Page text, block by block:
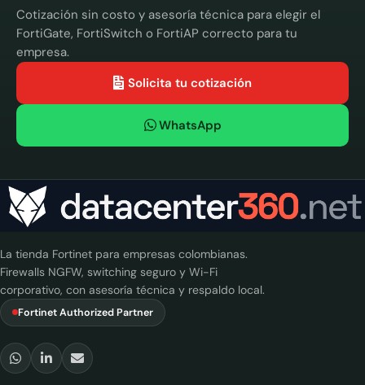
Cotización sin costo y asesoría técnica para elegir el
FortiGate, FortiSwitch o FortiAP correcto para tu
empresa.
Solicita tu cotización
WhatsApp
La tienda Fortinet para empresas colombianas.
Firewalls NGFW, switching seguro y Wi-Fi
corporativo, con asesoría técnica y respaldo local.
Fortinet Authorized Partner